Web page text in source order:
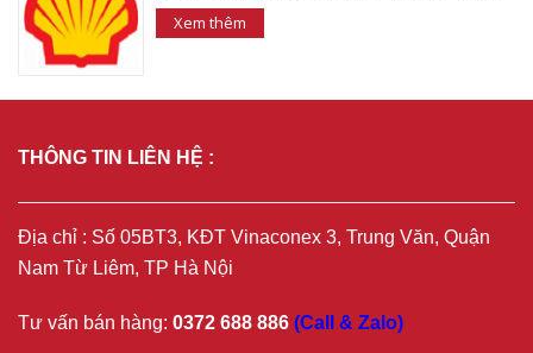
Xem thêm
THÔNG TIN LIÊN HỆ :
Địa chỉ : Số 05BT3, KĐT Vinaconex 3, Trung Văn, Quận
Nam Từ Liêm, TP Hà Nội
Tư vấn bán hàng: 0372 688 886 (Call & Zalo)